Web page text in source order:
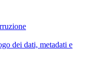
dei dati, metadati e